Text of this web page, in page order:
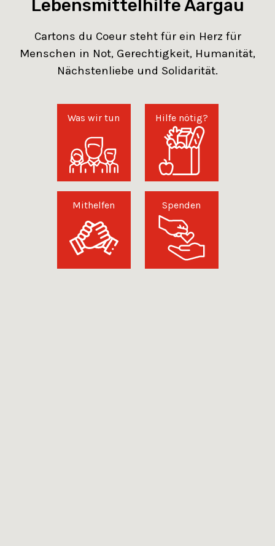
Lebensmittelhilfe Aargau
Cartons du Coeur steht für ein Herz für
Menschen in Not, Gerechtigkeit, Humanität,
Nächstenliebe und Solidarität.
Was wir tun Hilfe nötig?
Mithelfen Spenden